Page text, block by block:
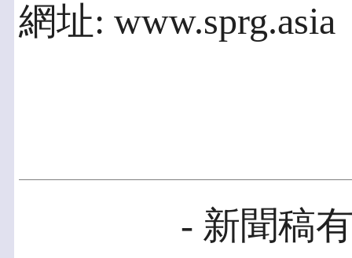
網址: www.sprg.asia
- 新聞稿